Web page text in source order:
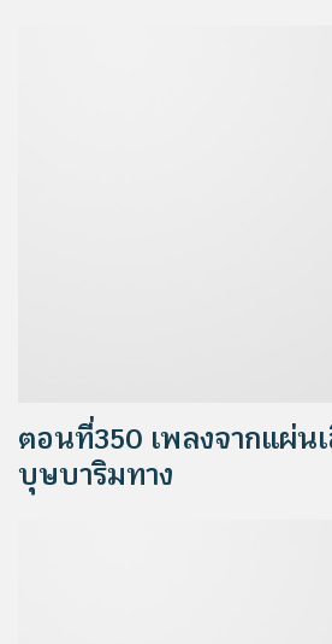
ตอนที่350 เพลงจากแผ่น
บุษบาริมทาง